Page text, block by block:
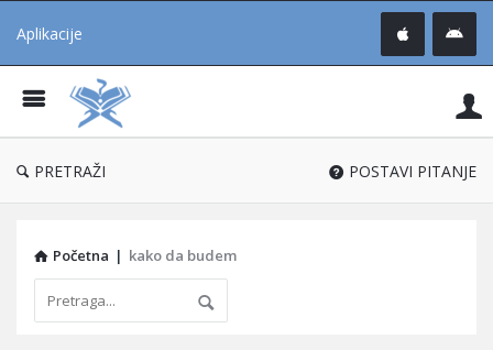
Aplikacije
®
PRETRAŽI POSTAVI PITANJE
Početna | kako da budem